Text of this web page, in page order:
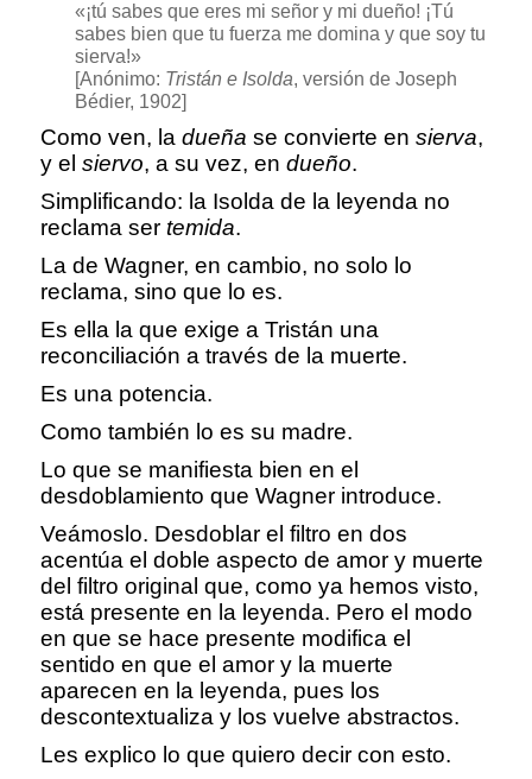
«¡tú sabes que eres mi señor y mi dueño! ¡Tú
sabes bien que tu fuerza me domina y que soy tu
sierva!»
[Anónimo: Tristán e Isolda, versión de Joseph
Bédier, 1902]
Como ven, ladueña se convierte ensierva,
y elsiervo, a su vez, endueño.
Simplificando: la Isolda de la leyenda no
reclama sertemida.
La de Wagner, en cambio, no solo lo
reclama, sino que lo es.
Es ella la que exige a Tristán una
reconciliación a través de la muerte.
Es una potencia.
Como también lo es su madre.
Lo que se manifiesta bien en el
desdoblamiento que Wagner introduce.
Veámoslo. Desdoblar el filtro en dos
acentúa el doble aspecto de amor y muerte
del filtro original que, como ya hemos visto,
está presente en la leyenda. Pero el modo
en que se hace presente modifica el
sentido en que el amor y la muerte
aparecen en la leyenda, pues los
descontextualiza y los vuelve abstractos.
Les explico lo que quiero decir con esto.